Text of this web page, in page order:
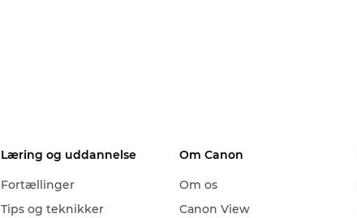
Læring og uddannelse
Fortællinger
Tips og teknikker
Om Canon
Om os
Canon View